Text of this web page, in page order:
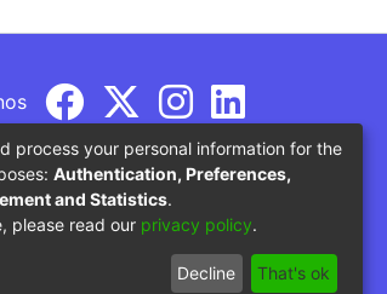
Ministerio de Educación
process your personal information for the
Authentication, Preferences,
and Statistics.
please read our privacy policy.
Decline That's ok